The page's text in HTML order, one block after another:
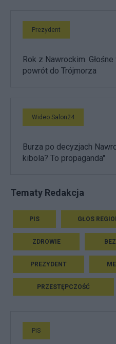
Prezydent
Rok z Nawrockim.
powrót do Trójmorza
Wideo Salon24
Burza po decyzjach
kibola? To propaganda"
Tematy Redakcja
PIS GŁOS
ZDROWIE
PREZYDENT
PRZESTĘPCZOŚĆ
PiS